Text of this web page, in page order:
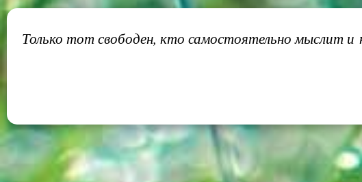
Только тот свободен, кто самостоятельно мыслит